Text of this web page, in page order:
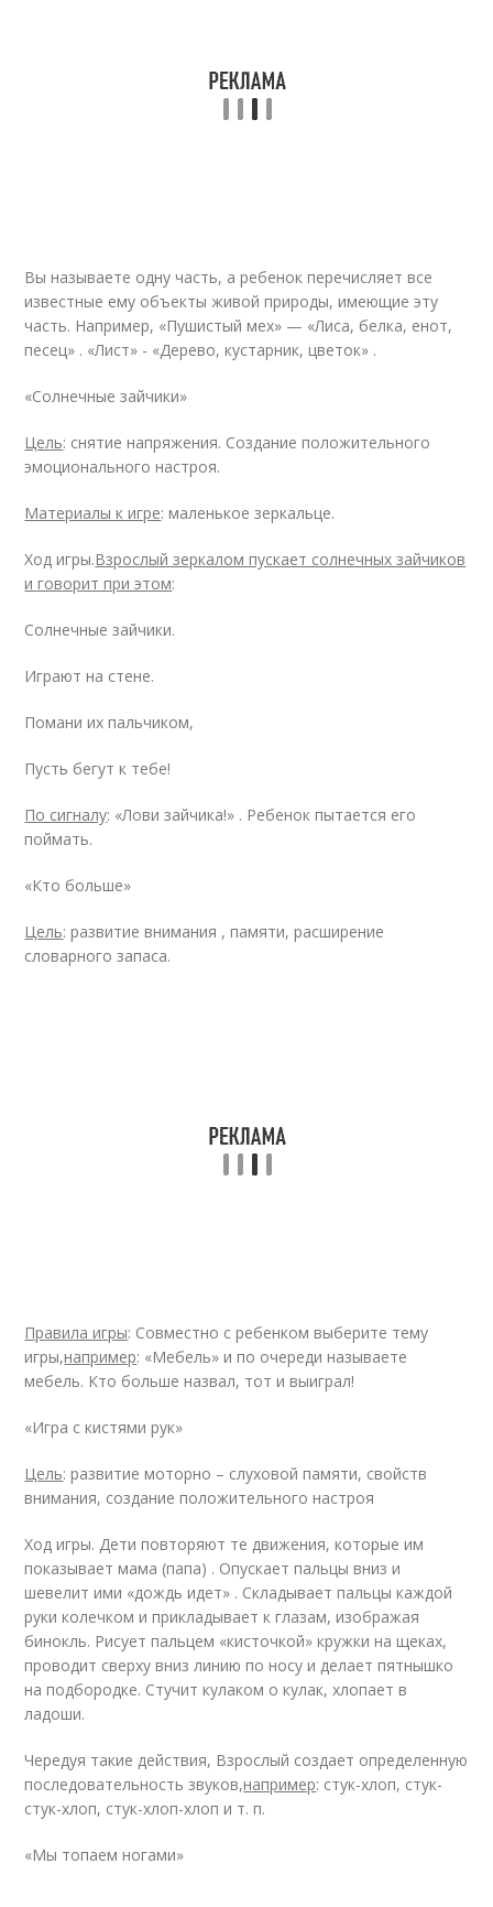
Вы называете одну часть, а ребенок перечисляет все
известные ему объекты живой природы, имеющие эту
часть. Например, «Пушистый мех» — «Лиса, белка, енот,
песец» . «Лист» - «Дерево, кустарник, цветок» .
«Солнечные зайчики»
Цель: снятие напряжения. Создание положительного
эмоционального настроя.
Материалы к игре: маленькое зеркальце.
Ход игры.Взрослый зеркалом пускает солнечных зайчиков
и говорит при этом:
Солнечные зайчики.
Играют на стене.
Помани их пальчиком,
Пусть бегут к тебе!
По сигналу: «Лови зайчика!» . Ребенок пытается его
поймать.
«Кто больше»
Цель: развитие внимания , памяти, расширение
словарного запаса.
Правила игры: Совместно с ребенком выберите тему
игры,например: «Мебель» и по очереди называете
мебель. Кто больше назвал, тот и выиграл!
«Игра с кистями рук»
Цель: развитие моторно – слуховой памяти, свойств
внимания, создание положительного настроя
Ход игры. Дети повторяют те движения, которые им
показывает мама (папа) . Опускает пальцы вниз и
шевелит ими «дождь идет» . Складывает пальцы каждой
руки колечком и прикладывает к глазам, изображая
бинокль. Рисует пальцем «кисточкой» кружки на щеках,
проводит сверху вниз линию по носу и делает пятнышко
на подбородке. Стучит кулаком о кулак, хлопает в
ладоши.
Чередуя такие действия, Взрослый создает определенную
последовательность звуков,например: стук-хлоп, стук-
стук-хлоп, стук-хлоп-хлоп и т. п.
«Мы топаем ногами»